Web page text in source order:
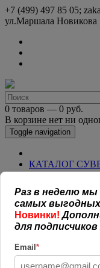
+7 (499) 497 85 05;
ул.Маршала Новикова
0 товаров — 0 руб.
В корзине нет ни
Toggle navigation
КАТАЛОГ
Нанесение
Рекламная
Оплата и
Открытая
УСЛОВИЯ
Новости
Обратная связь
Раз в неделю
самых
Новинки!
для подписчиков
Email *